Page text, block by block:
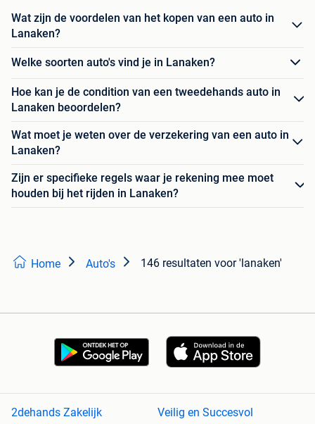
Wat zijn de voordelen van het kopen van een auto in
Lanaken?
Welke soorten auto's vind je in Lanaken?
Hoe kan je de condition van een tweedehands auto in
Lanaken beoordelen?
Wat moet je weten over de verzekering van een auto in
Lanaken?
Zijn er specifieke regels waar je rekening mee moet
houden bij het rijden in Lanaken?
Home Auto's 146 resultaten voor 'lanaken'
2dehands Zakelijk Veilig en Succesvol